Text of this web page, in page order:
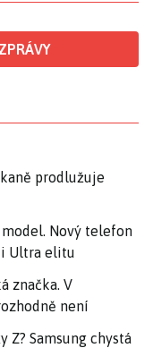
prodlužuje
model. Nový telefon
i Ultra elitu
značka. V
není
Z? Samsung chystá